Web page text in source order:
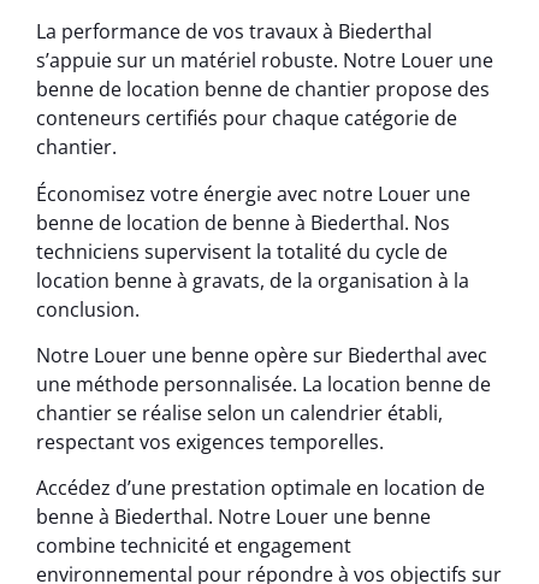
La performance de vos travaux à Biederthal
s’appuie sur un matériel robuste. Notre Louer une
benne de location benne de chantier propose des
conteneurs certifiés pour chaque catégorie de
chantier.
Économisez votre énergie avec notre Louer une
benne de location de benne à Biederthal. Nos
techniciens supervisent la totalité du cycle de
location benne à gravats, de la organisation à la
conclusion.
Notre Louer une benne opère sur Biederthal avec
une méthode personnalisée. La location benne de
chantier se réalise selon un calendrier établi,
respectant vos exigences temporelles.
Accédez d’une prestation optimale en location de
benne à Biederthal. Notre Louer une benne
combine technicité et engagement
environnemental pour répondre à vos objectifs sur